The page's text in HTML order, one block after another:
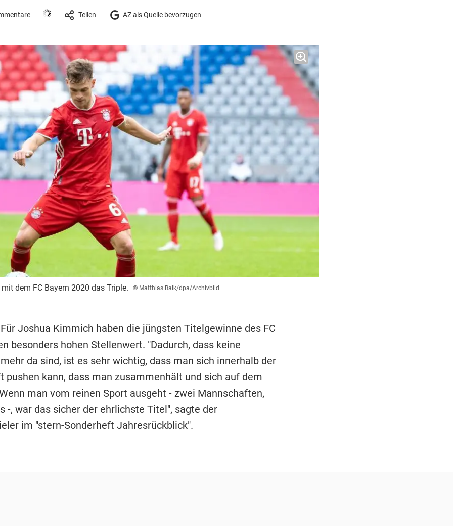
Teilen AZ als Quelle bevorzugen
dem FC Bayern 2020 das Triple. © Matthias Balk/dpa/Archivbild
Joshua Kimmich haben die jüngsten Titelgewinne des FC
besonders hohen Stellenwert. "Dadurch, dass keine
da sind, ist es sehr wichtig, dass man sich innerhalb der
pushen kann, dass man zusammenhält und sich auf dem
man vom reinen Sport ausgeht - zwei Mannschaften,
-, war das sicher der ehrlichste Titel", sagte der
im "stern-Sonderheft Jahresrückblick".